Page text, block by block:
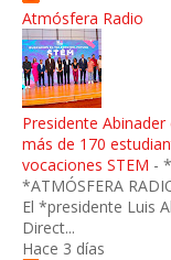
Atmósfera Radio
Presidente
más de 170
vocaciones STEM -
*ATMÓSFERA
El *presidente Luis
Direct...
Hace 3 días